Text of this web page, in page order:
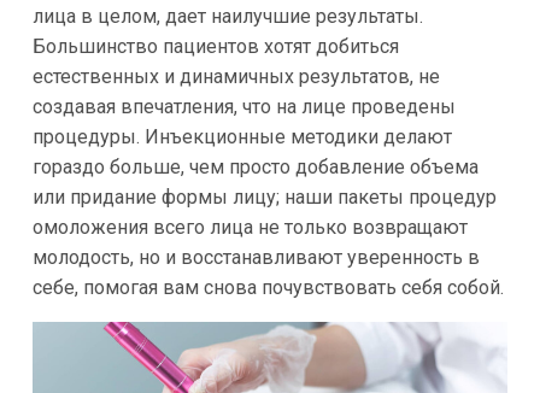
лица в целом, дает наилучшие результаты.
Большинство пациентов хотят добиться
естественных и динамичных результатов, не
создавая впечатления, что на лице проведены
процедуры. Инъекционные методики делают
гораздо больше, чем просто добавление объема
или придание формы лицу; наши пакеты процедур
омоложения всего лица не только возвращают
молодость, но и восстанавливают уверенность в
себе, помогая вам снова почувствовать себя собой.